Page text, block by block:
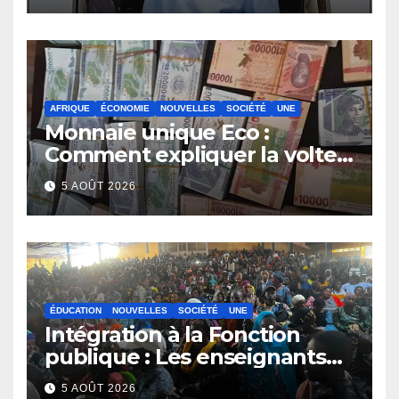
AFRIQUE ÉCONOMIE NOUVELLES SOCIÉTÉ UNE
Monnaie unique Eco :
Comment expliquer la volte-
face de la Guinée
5 AOÛT 2026
ÉDUCATION NOUVELLES SOCIÉTÉ UNE
Intégration à la Fonction
publique : Les enseignants
contractuels haussent le ton
5 AOÛT 2026